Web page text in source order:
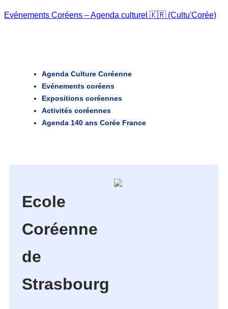
Evénements Coréens – Agenda culturel 🇰🇷 (Cultu'Corée)
Agenda Culture Coréenne
Evénements coréens
Expositions coréennes
Activités coréennes
Agenda 140 ans Corée France
Ecole
Coréenne
de
Strasbourg